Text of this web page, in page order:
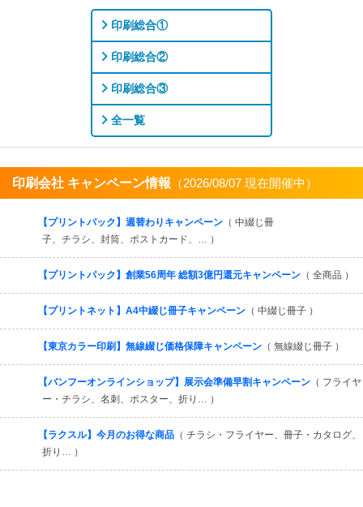
印刷総合①
印刷総合②
印刷総合③
全一覧
印刷会社 キャンペーン情報 （2026/08/07 現在開催中）
【プリントパック】週替わりキャンペーン （ 中綴じ冊
子、チラシ、封筒、ポストカード、… ）
【プリントパック】創業56周年 総額3億円還元キャンペーン （ 全商品 ）
【プリントネット】A4中綴じ冊子キャンペーン （ 中綴じ冊子 ）
【東京カラー印刷】無線綴じ価格保障キャンペーン （ 無線綴じ冊子 ）
【バンフーオンラインショップ】展示会準備早割キャンペーン （ フライヤ
ー・チラシ、名刺、ポスター、折り… ）
【ラクスル】今月のお得な商品 （ チラシ・フライヤー、冊子・カタログ、
折り… ）